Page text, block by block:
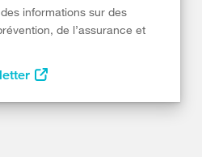
informations sur des
de l’assurance et